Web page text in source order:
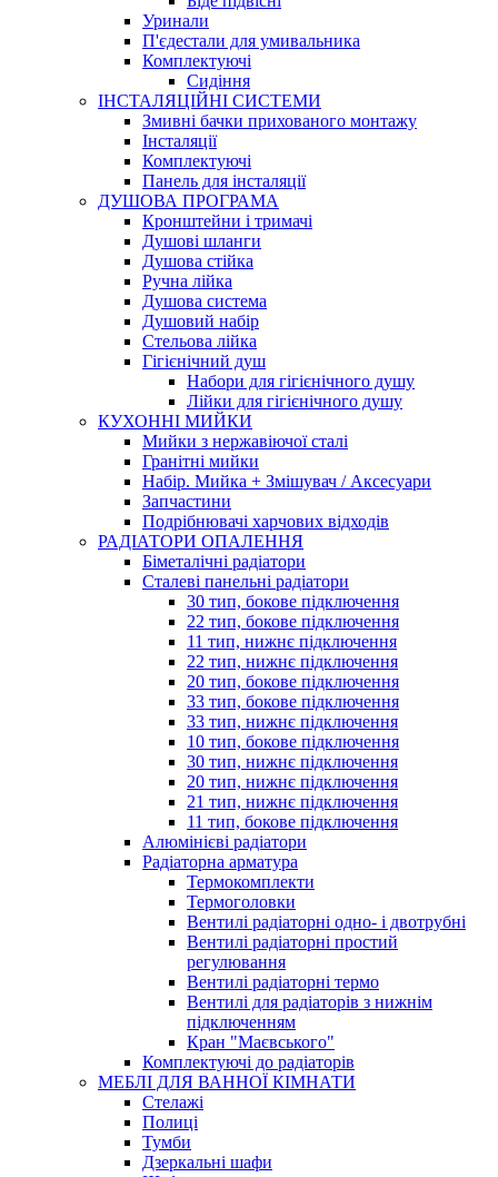
Уринали
П'єдестали для умивальника
Комплектуючі
Сидіння
ІНСТАЛЯЦІЙНІ СИСТЕМИ
Змивні бачки прихованого монтажу
Інсталяції
Комплектуючі
Панель для інсталяції
ДУШОВА ПРОГРАМА
Кронштейни і тримачі
Душові шланги
Душова стійка
Ручна лійка
Душова система
Душовий набір
Стельова лійка
Гігієнічний душ
Набори для гігієнічного душу
Лійки для гігієнічного душу
КУХОННІ МИЙКИ
Мийки з нержавіючої сталі
Гранітні мийки
Набір. Мийка + Змішувач / Аксесуари
Запчастини
Подрібнювачі харчових відходів
РАДІАТОРИ ОПАЛЕННЯ
Біметалічні радіатори
Сталеві панельні радіатори
30 тип, бокове підключення
22 тип, бокове підключення
11 тип, нижнє підключення
22 тип, нижнє підключення
20 тип, бокове підключення
33 тип, бокове підключення
33 тип, нижнє підключення
10 тип, бокове підключення
30 тип, нижнє підключення
20 тип, нижнє підключення
21 тип, нижнє підключення
11 тип, бокове підключення
Алюмінієві радіатори
Радіаторна арматура
Термокомплекти
Термоголовки
Вентилі радіаторні одно- і двотрубні
Вентилі радіаторні простий
регулювання
Вентилі радіаторні термо
Вентилі для радіаторів з нижнім
підключенням
Кран "Маєвського"
Комплектуючі до радіаторів
МЕБЛІ ДЛЯ ВАННОЇ КІМНАТИ
Стелажі
Полиці
Тумби
Дзеркальні шафи